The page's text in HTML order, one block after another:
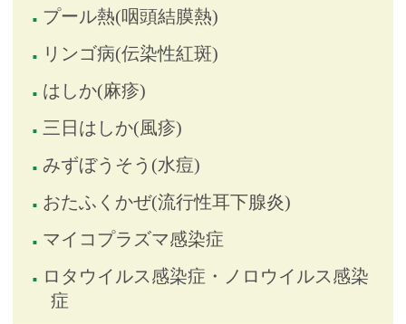
プール熱(咽頭結膜熱)
リンゴ病(伝染性紅斑)
はしか(麻疹)
三日はしか(風疹)
みずぼうそう(水痘)
おたふくかぜ(流行性耳下腺炎)
マイコプラズマ感染症
ロタウイルス感染症・ノロウイルス感染
症